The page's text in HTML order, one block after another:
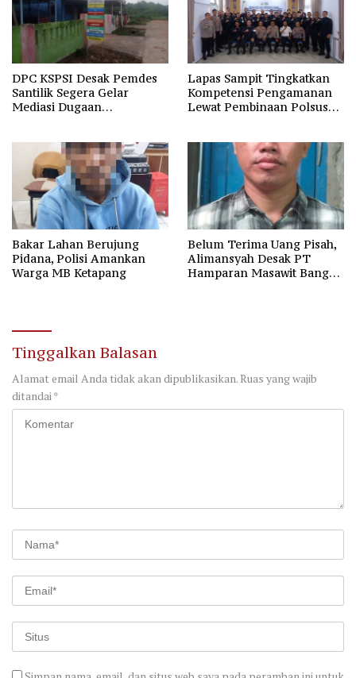
DPC KSPSI Desak Pemdes
Santilik Segera Gelar
Mediasi Dugaan
Lapas Sampit Tingkatkan
Kompetensi Pengamanan
Lewat Pembinaan Polsus
Bakar Lahan Berujung
Pidana, Polisi Amankan
Warga MB Ketapang
Belum Terima Uang Pisah,
Alimansyah Desak PT
Hamparan Masawit Bangun
Tinggalkan Balasan
Alamat email Anda tidak akan dipublikasikan.Ruas yang wajib
ditandai*